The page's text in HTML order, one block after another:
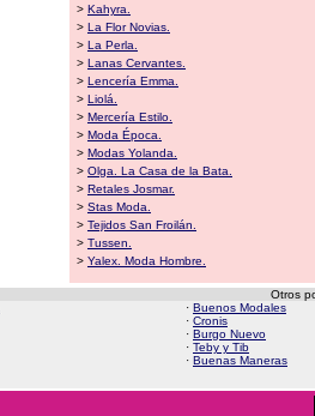
> Kahyra.
> La Flor Novias.
> La Perla.
> Lanas Cervantes.
> Lencería Emma.
> Liolá.
> Mercería Estilo.
> Moda Época.
> Modas Yolanda.
> Olga. La Casa de la Bata.
> Retales Josmar.
> Stas Moda.
> Tejidos San Froilán.
> Tussen.
> Yalex. Moda Hombre.
Otros
· Buenos Modales
· Cronis
· Burgo Nuevo
· Teby y Tib
· Buenas Maneras